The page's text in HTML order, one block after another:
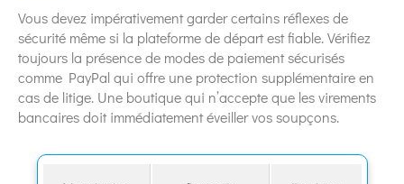
Vous devez impérativement garder certains réflexes de
sécurité même si la plateforme de départ est fiable. Vérifiez
toujours la présence de modes de paiement sécurisés
comme PayPal qui offre une protection supplémentaire en
cas de litige. Une boutique qui n’accepte que les virements
bancaires doit immédiatement éveiller vos soupçons.